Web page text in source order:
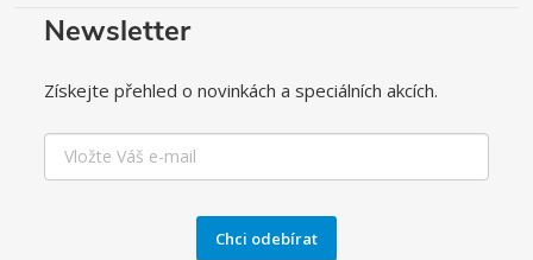
Newsletter
Získejte přehled o novinkách a speciálních akcích.
Chci odebírat